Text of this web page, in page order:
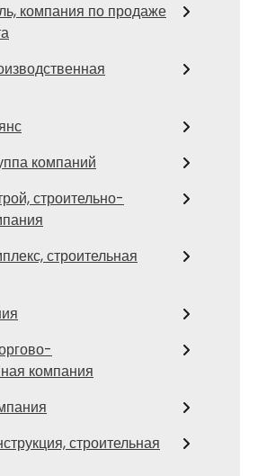
компания по продаже
компаний
строительно-
строительная
компания
строительная